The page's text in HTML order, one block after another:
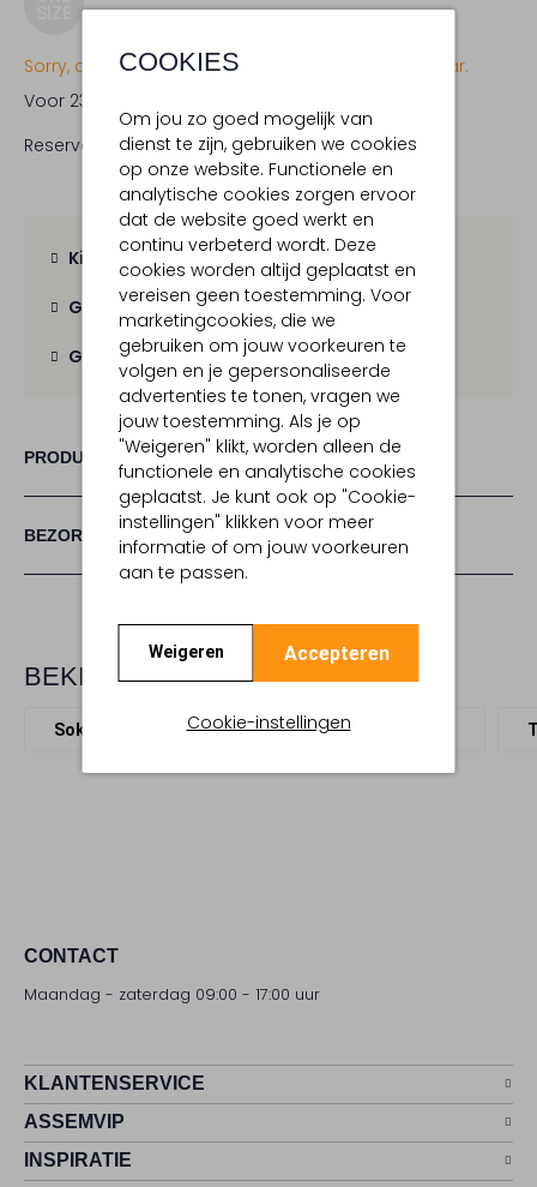
COOKIES
Om jou zo goed mogelijk van
dienst te zijn, gebruiken we cookies
op onze website. Functionele en
analytische cookies zorgen ervoor
dat de website goed werkt en
continu verbeterd wordt. Deze
cookies worden altijd geplaatst en
vereisen geen toestemming. Voor
marketingcookies, die we
gebruiken om jouw voorkeuren te
volgen en je gepersonaliseerde
advertenties te tonen, vragen we
jouw toestemming. Als je op
"Weigeren" klikt, worden alleen de
functionele en analytische cookies
geplaatst. Je kunt ook op "Cookie-
instellingen" klikken voor meer
informatie of om jouw voorkeuren
aan te passen.
Weigeren Accepteren
Cookie-instellingen
Sorry, dit item is momenteel (nog) niet beschikbaar.
Voor 23:59 uur besteld,
Reserveer direct in een van onze 19 boutiques
Kies zelf je bezorgmoment
Gratis verzendingvanaf € 100,-
Gratis retourbinnen 30 dagen
PRODUCT INFORMATIE
BEZORGEN & RETOURNEREN
BEKIJK MEER
Sokken New Amsterdam Surf Association
CONTACT
Maandag - zaterdag 09:00 - 17:00 uur
KLANTENSERVICE
ASSEMVIP
INSPIRATIE